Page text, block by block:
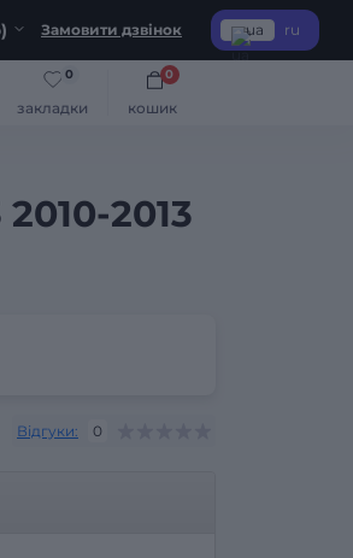
Замовити дзвінок ua ru
закладки
0
кошик
0
2013
Відгуки: 0